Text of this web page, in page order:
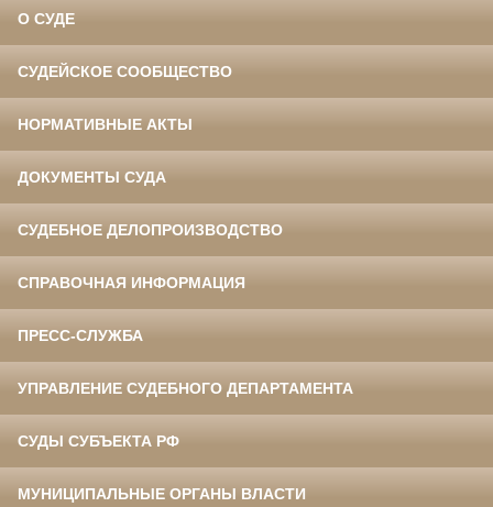
О СУДЕ
СУДЕЙСКОЕ СООБЩЕСТВО
НОРМАТИВНЫЕ АКТЫ
ДОКУМЕНТЫ СУДА
СУДЕБНОЕ ДЕЛОПРОИЗВОДСТВО
СПРАВОЧНАЯ ИНФОРМАЦИЯ
ПРЕСС-СЛУЖБА
УПРАВЛЕНИЕ СУДЕБНОГО ДЕПАРТАМЕНТА
СУДЫ СУБЪЕКТА РФ
МУНИЦИПАЛЬНЫЕ ОРГАНЫ ВЛАСТИ